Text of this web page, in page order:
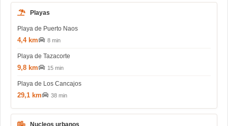
Playas
Playa de Puerto Naos
4,4 km 8 min
Playa de Tazacorte
9,8 km 15 min
Playa de Los Cancajos
29,1 km 38 min
Nucleos urbanos